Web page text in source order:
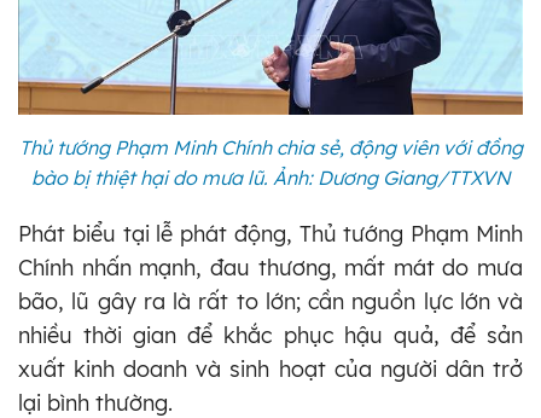
Thủ tướng Phạm Minh Chính chia sẻ, động viên với đồng
bào bị thiệt hại do mưa lũ. Ảnh: Dương Giang/TTXVN
Phát biểu tại lễ phát động, Thủ tướng Phạm Minh
Chính nhấn mạnh, đau thương, mất mát do mưa
bão, lũ gây ra là rất to lớn; cần nguồn lực lớn và
nhiều thời gian để khắc phục hậu quả, để sản
xuất kinh doanh và sinh hoạt của người dân trở
lại bình thường.